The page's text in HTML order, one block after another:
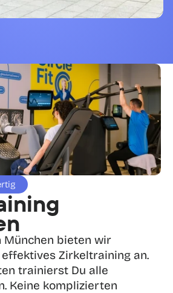
München bieten wir
Zirkeltraining an.
trainierst Du alle
Keine komplizierten